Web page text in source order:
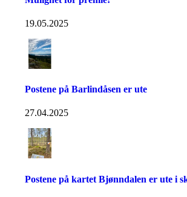
19.05.2025
Postene på Barlindåsen er ute
27.04.2025
Postene på kartet Bjønndalen er ute i